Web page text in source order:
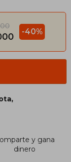
-40%
y gana
dinero